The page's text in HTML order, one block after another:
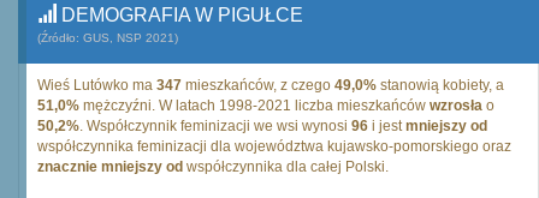
DEMOGRAFIA W PIGUŁCE
(Źródło: GUS, NSP 2021)
Wieś Lutówko ma 347 mieszkańców, z czego 49,0% stanowią kobiety, a
51,0% mężczyźni. W latach 1998-2021 liczba mieszkańców wzrosła o
50,2%. Współczynnik feminizacji we wsi wynosi 96 i jestmniejszy od
współczynnika feminizacji dla województwa kujawsko-pomorskiego oraz
znacznie mniejszy od współczynnika dla całej Polski.